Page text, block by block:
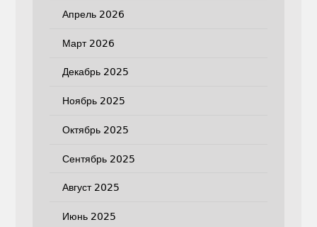
Апрель 2026
Март 2026
Декабрь 2025
Ноябрь 2025
Октябрь 2025
Сентябрь 2025
Август 2025
Июнь 2025